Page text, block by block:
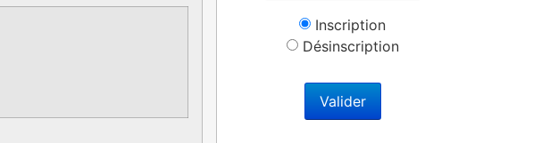
Inscription
Désinscription